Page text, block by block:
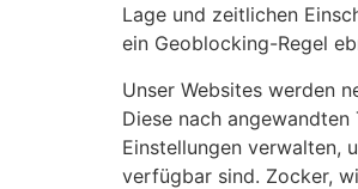
Lage und zeitlichen
ein Geoblocking-Regel
Unser Websites werden
Diese nach
Einstellungen verwalten,
verfügbar sind. Zocker,